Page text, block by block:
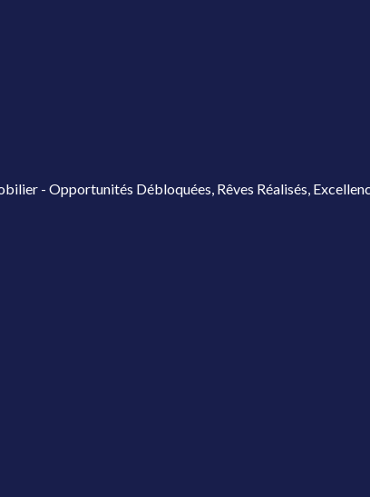
- Opportunités Débloquées, Rêves Réalisés,